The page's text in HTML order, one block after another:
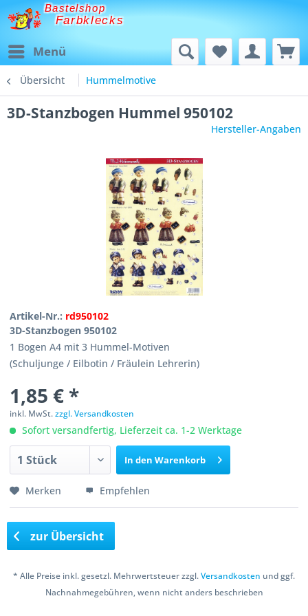
Bastelshop
Farbklecks
Menü
Übersicht Hummelmotive
3D-Stanzbogen Hummel 950102
Hersteller-Angaben
Artikel-Nr.: rd950102
3D-Stanzbogen 950102
1 Bogen A4 mit 3 Hummel-Motiven
(Schuljunge / Eilbotin / Fräulein Lehrerin)
1,85 € *
inkl. MwSt.zzgl. Versandkosten
Sofort versandfertig, Lieferzeit ca. 1-2 Werktage
In den Warenkorb
Merken Empfehlen
zur Übersicht
* Alle Preise inkl. gesetzl. Mehrwertsteuer zzgl.Versandkosten und ggf.
Nachnahmegebühren, wenn nicht anders beschrieben